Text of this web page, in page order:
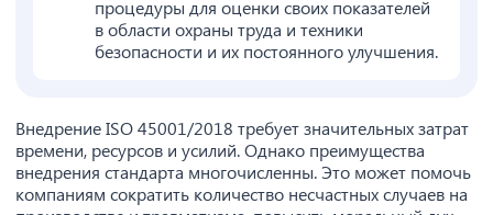
процедуры для оценки своих показателей
в области охраны труда и техники
безопасности и их постоянного улучшения.
Внедрение ISO 45001/2018 требует значительных затрат
времени, ресурсов и усилий. Однако преимущества
внедрения стандарта многочисленны. Это может помочь
компаниям сократить количество несчастных случаев на